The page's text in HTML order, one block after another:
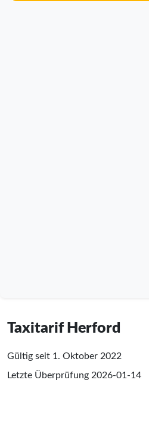
Taxitarif Herford
Gültig seit 1. Oktober 2022
Letzte Überprüfung 2026-01-14